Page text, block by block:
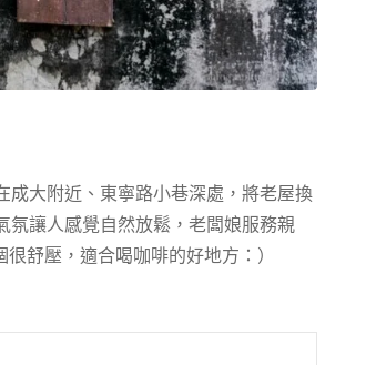
大附近、東寧路小巷深處，將老屋換
氛讓人感覺自然放鬆，老闆娘服務親
舒壓，適合喝咖啡的好地方：）